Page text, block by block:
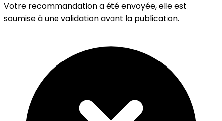
Votre recommandation a été envoyée, elle est
soumise à une validation avant la publication.